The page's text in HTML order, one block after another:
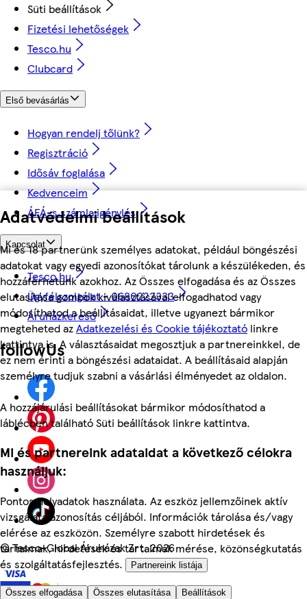
Adatvédelmi beállítások
Mi és 18 partnerünk személyes adatokat, például böngészési
adatokat vagy egyedi azonosítókat tárolunk a készülékeden, és
hozzáférhetünk azokhoz. Az Összes elfogadása és az Összes
elutasítása gombok kiválasztásával elfogadhatod vagy
módosíthatod a beállításaidat, illetve ugyanezt bármikor
megteheted azAdatkezelési és Cookie tájékoztató linkre
kattintva is. A választásaidat megosztjuk a partnereinkkel, de
ez nem érinti a böngészési adataidat. A beállításaid alapján
személyre tudjuk szabni a vásárlási élményedet az oldalon.
A hozzájárulási beállításokat bármikor módosíthatod a
láblécben található Süti beállítások linkre kattintva.
Mi és partnereink adataidat a következő célokra
használjuk:
Pontos helyadatok használata. Az eszköz jellemzőinek aktív
vizsgálata azonosítás céljából. Információk tárolása és/vagy
elérése az eszközön. Személyre szabott hirdetések és
tartalmak, hirdetések és tartalmak mérése, közönségkutatás
és szolgáltatásfejlesztés.
Partnereink listája
Összes elfogadása Összes elutasítása Beállítások
Süti beállítások
Fizetési lehetőségek
Tesco.hu
Clubcard
Első bevásárlás
Hogyan rendelj tőlünk?
Regisztráció
Idősáv foglalása
Kedvenceim
ÁFÁ-s számla igénylés
Kapcsolat
Tesco.hu
Ügyfélszolgálat - 0680222333
Áruházkereső
followUs
©Tesco-Global Áruházak Zrt. 2026